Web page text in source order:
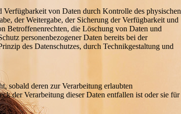
von Daten durch Kontrolle des physischen
der Weitergabe, der Sicherung der Verfügbarkeit und
Betroffenenrechten, die Löschung von Daten und
personenbezogener Daten bereits bei der
des Datenschutzes, durch Technikgestaltung und
sobald deren zur Verarbeitung erlaubten
der Verarbeitung dieser Daten entfallen ist oder sie für